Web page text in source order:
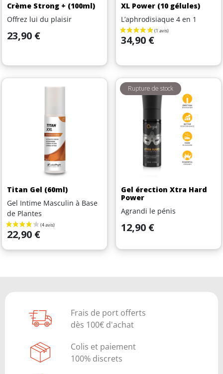
Crème Strong + (100ml)
Offrez lui du plaisir
Prix
23,90 €
XL Power (10 gélules)
L’aphrodisiaque 4 en 1
Prix
34,90 €
Titan Gel (60ml)
Gel Intime Masculin à Base
de Plantes
Prix
22,90 €
Gel érection Xtra Hard
Power
Agrandi le pénis
Prix
12,90 €
Rupture de stock
Frais de port offerts
dès 100€ d'achat
Colis et paiement
100% discrets